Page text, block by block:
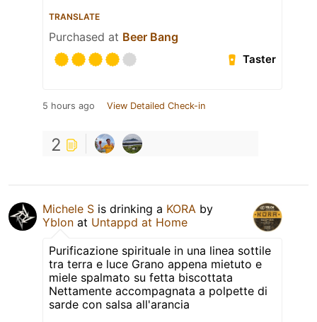
TRANSLATE
Purchased at Beer Bang
Taster
5 hours ago View Detailed Check-in
2
Michele S is drinking a KORA by
Yblon at Untappd at Home
Purificazione spirituale in una linea sottile
tra terra e luce Grano appena mietuto e
miele spalmato su fetta biscottata
Nettamente accompagnata a polpette di
sarde con salsa all'arancia